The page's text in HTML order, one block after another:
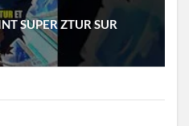
SUPER ZTUR SUR